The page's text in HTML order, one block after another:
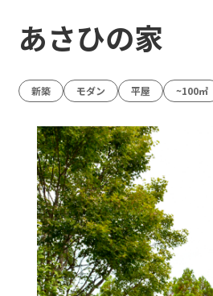
あさひの家
新築 モダン 平屋 ~100㎡